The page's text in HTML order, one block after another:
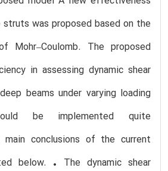
was proposed based on the
Mohr–Coulomb. The proposed
in assessing dynamic shear
beams under varying loading
be implemented quite
conclusions of the current
below. • The dynamic shear